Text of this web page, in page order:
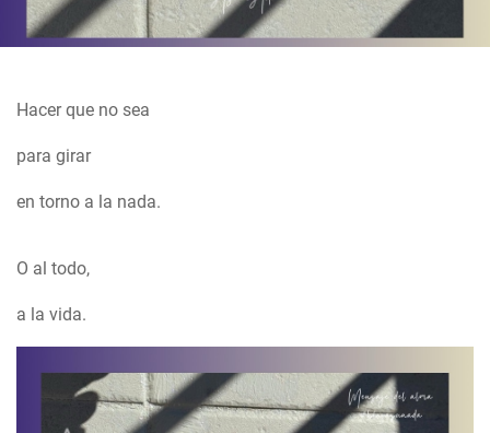
Hacer que no sea
para girar
en torno a la nada.
O al todo,
a la vida.